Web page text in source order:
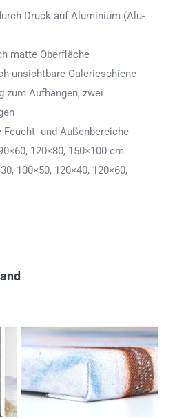
Druck auf Aluminium (Alu-
matte Oberfläche
unsichtbare Galerieschiene
zum Aufhängen, zwei
und Außenbereiche
120×80, 150×100 cm
100×50, 120×40, 120×60,